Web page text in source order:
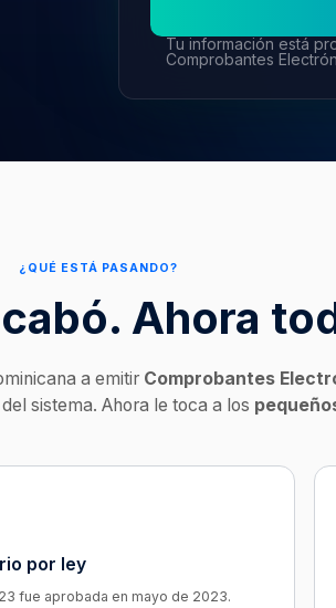
Tu información está
Comprobantes
¿QUÉ ESTÁ PASANDO?
Ahora
a emitir Comprobantes
sistema. Ahora le toca a los
por ley
fue aprobada en mayo de 2023.